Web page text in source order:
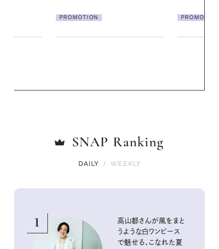
PROMOTION
リーとの重
SNAP Ranking
DAILY / WEEKLY
1
高山都さんが風をまと
うような白ワンピース
で魅せる、こなれた夏